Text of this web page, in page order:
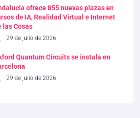
ofrece 855 nuevas plazas en
de IA, Realidad Virtual e Internet
las Cosas
29 de julio de 2026
Quantum Circuits se instala en
29 de julio de 2026